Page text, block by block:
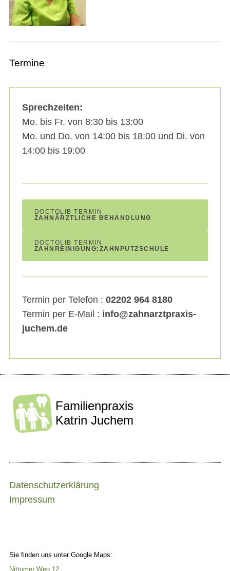
Termine
Sprechzeiten:
Mo. bis Fr. von 8:30 bis 13:00
Mo. und Do. von 14:00 bis 18:00 und Di. von
14:00 bis 19:00
DOCTOLIB TERMIN
ZAHNÄRZTLICHE BEHANDLUNG
DOCTOLIB TERMIN
ZAHNREINIGUNG;ZAHNPUTZSCHULE
Termin per Telefon : 02202 964 8180
Termin per E-Mail : info@zahnarztpraxis-
juchem.de
Familienpraxis
Katrin Juchem
Datenschutzerklärung
Impressum
Sie finden uns unter Google Maps:
Nittumer Weg 12
S
a